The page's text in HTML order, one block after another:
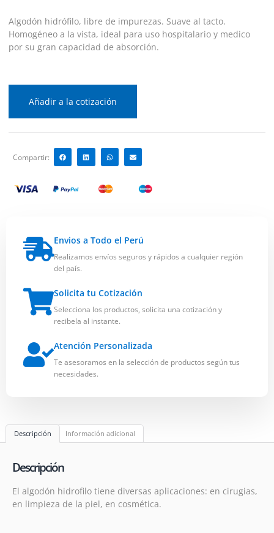
Algodón hidrófilo, libre de impurezas. Suave al tacto.
Homogéneo a la vista, ideal para uso hospitalario y medico
por su gran capacidad de absorción.
Añadir a la cotización
Compartir:
Envios a Todo el Perú
Realizamos envíos seguros y rápidos a cualquier región
del país.
Solicita tu Cotización
Selecciona los productos, solicita una cotización y
recibela al instante.
Atención Personalizada
Te asesoramos en la selección de productos según tus
necesidades.
Descripción Información adicional
Descripción
El algodón hidrofilo tiene diversas aplicaciones: en cirugias,
en limpieza de la piel, en cosmética.